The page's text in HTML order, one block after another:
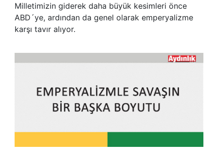
Milletimizin giderek daha büyük kesimleri önce
ABD´ye, ardından da genel olarak emperyalizme
karşı tavır alıyor.